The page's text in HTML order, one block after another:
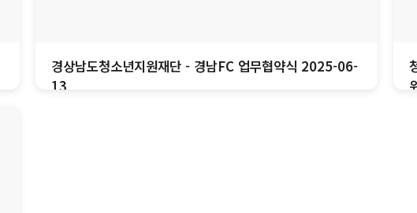
경상남도청소년지원재단 - 경남FC 업무협약식 2025-06-
13